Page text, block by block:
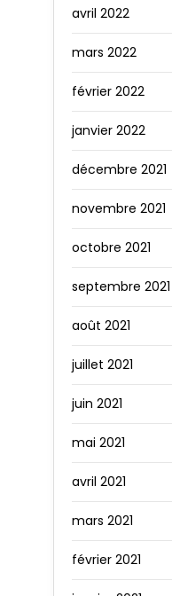
avril 2022
mars 2022
février 2022
janvier 2022
décembre 2021
novembre 2021
octobre 2021
septembre 2021
août 2021
juillet 2021
juin 2021
mai 2021
avril 2021
mars 2021
février 2021